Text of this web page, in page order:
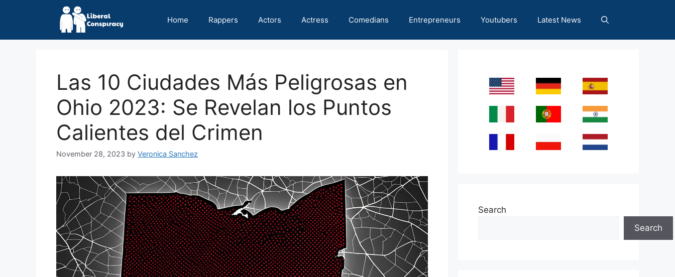
Home Rappers Actors Actress Comedians Entrepreneurs Youtubers Latest News
Las 10 Ciudades Más Peligrosas en
Ohio 2023: Se Revelan los Puntos
Calientes del Crimen
November 28, 2023 by Veronica Sanchez
Search
Search